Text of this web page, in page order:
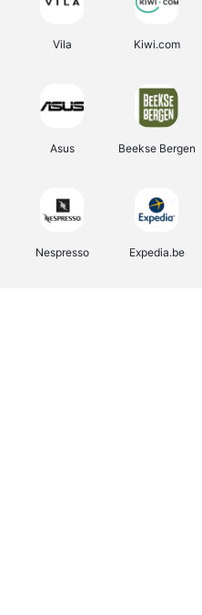
Vila Kiwi.com
Asus Beekse Bergen
Nespresso Expedia.be